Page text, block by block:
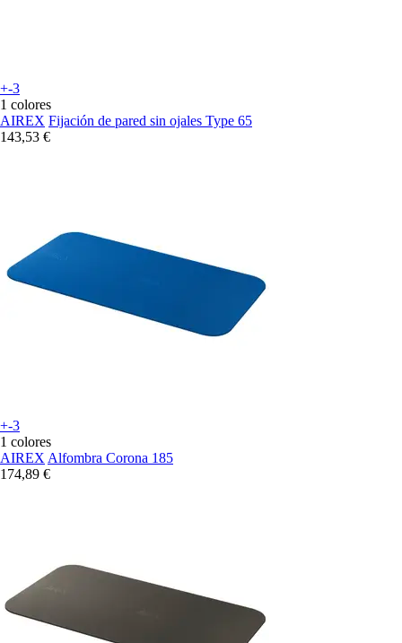
+-3
1 colores
AIREX Fijación de pared sin ojales Type 65
143,53 €
+-3
1 colores
AIREX Alfombra Corona 185
174,89 €